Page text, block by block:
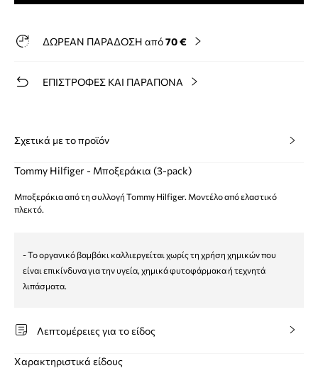
ΔΩΡΕΑΝ ΠΑΡΑΔΟΣΗ από70 €
ΕΠΙΣΤΡΟΦΕΣ ΚΑΙ ΠΑΡΑΠΟΝΑ
Σχετικά με το προϊόν
Tommy Hilfiger - Μποξεράκια (3-pack)
Μποξεράκια από τη συλλογή Tommy Hilfiger. Μοντέλο από ελαστικό
πλεκτό.
- Το οργανικό βαμβάκι καλλιεργείται χωρίς τη χρήση χημικών που
είναι επικίνδυνα για την υγεία, χημικά φυτοφάρμακα ή τεχνητά
λιπάσματα.
Λεπτομέρειες για το είδος
Χαρακτηριστικά είδους